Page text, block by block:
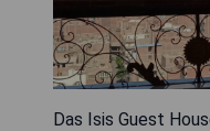
Das Isis Guest